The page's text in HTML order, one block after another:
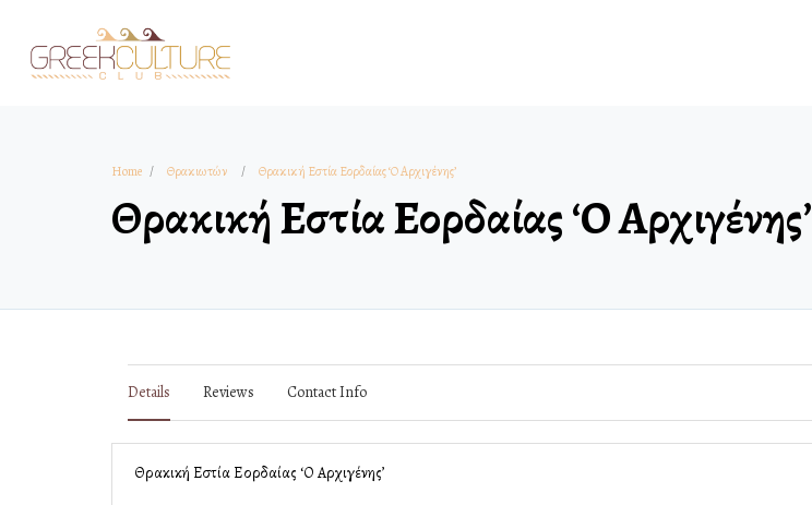
Home Θρακιωτών Θρακική Εστία Εορδαίας ‘Ο Αρχιγένης’
Θρακική Εστία Εορδαίας ‘Ο Αρχιγένης’
Details Reviews Contact Info
Θρακική Εστία Εορδαίας ‘Ο Αρχιγένης’